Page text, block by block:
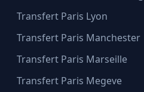
Transfert Paris Lyon
Transfert Paris Manchester
Transfert Paris Marseille
Transfert Paris Megeve